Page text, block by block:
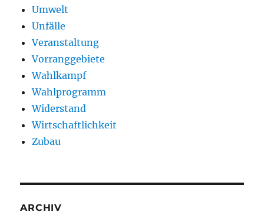
Umwelt
Unfälle
Veranstaltung
Vorranggebiete
Wahlkampf
Wahlprogramm
Widerstand
Wirtschaftlichkeit
Zubau
ARCHIV